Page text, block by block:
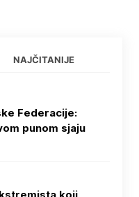
NAJČITANIJE
Federacije:
punom sjaju